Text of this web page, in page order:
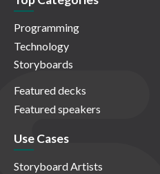
Programming
Technology
Storyboards
Featured decks
Featured speakers
Use Cases
Storyboard Artists